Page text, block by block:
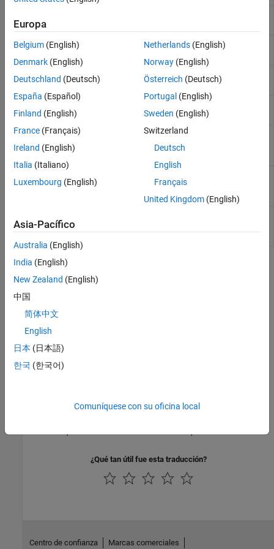
Resistance (TL)
Infinite Flow
Perfectly insulated break in thermal liquid
Local
Restriction (TL)
Restriction in flow area in thermal liquid
Reservoir (TL)
Boundary conditions for thermal liquid
network at constant or time-varying
Mechanical
mechanical rotational networks
Mechanical
Temas
Steps and guidelines for thermal liquid modeling.
Thermal Liquid Modeling Framework
interactions.
¿Qué tan útil fue esta traducción?
Europa
Belgium (English)
Denmark (English)
Deutschland (Deutsch)
España (Español)
Finland (English)
France (Français)
Ireland (English)
Italia (Italiano)
Luxembourg (English)
Netherlands(English)
Norway(English)
Österreich (Deutsch)
Portugal (English)
Sweden (English)
Switzerland
Deutsch
English
Français
United Kingdom(English)
Asia-Pacífico
Australia (English)
India (English)
New Zealand (English)
中国
简体中文
English
日本 (日本語)
한국 (한국어)
Comuníquese con su oficina local
Centro de confianza Marcas comerciales